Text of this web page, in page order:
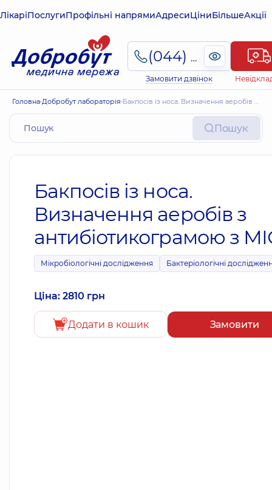
ЛікаріПослугиПрофільні напрямиАдресиЦіниБільшеАкції
(044) 495-2-888
Замовити дзвінок
Головна Добробут лабораторія Бакпосів із носа. Визначення аеробів з антибіотикограмою з МІС
Пошук
Бакпосів із носа.
Визначення аеробів з
антибіотикограмою з
Мікробіологічні дослідження Бактеріологічні
Ціна: 2810 грн
Додати в кошик Замовити